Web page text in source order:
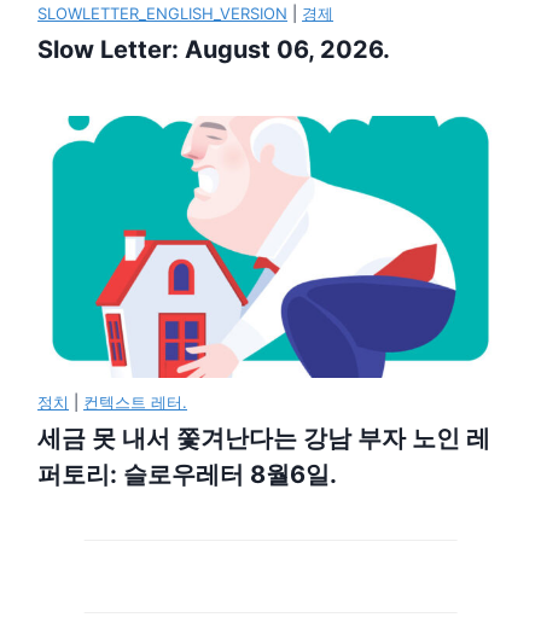
SLOWLETTER_ENGLISH_VERSION 경제
Slow Letter: August 06, 2026.
정치 컨텍스트 레터.
세금 못 내서 쫓겨난다는 강남 부자 노인 레
퍼토리: 슬로우레터 8월6일.